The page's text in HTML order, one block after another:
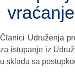
Članici Udruženja
za istupanje iz
u skladu sa